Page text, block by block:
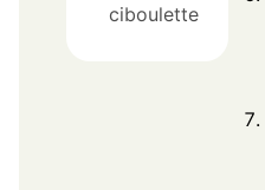
ciboulette